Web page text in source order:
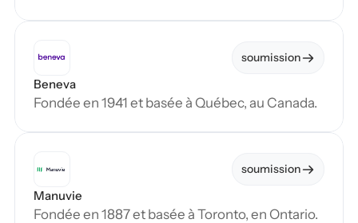
soumission
Beneva
Fondée en 1941 et basée à Québec, au Canada.
soumission
Manuvie
Fondée en 1887 et basée à Toronto, en Ontario.